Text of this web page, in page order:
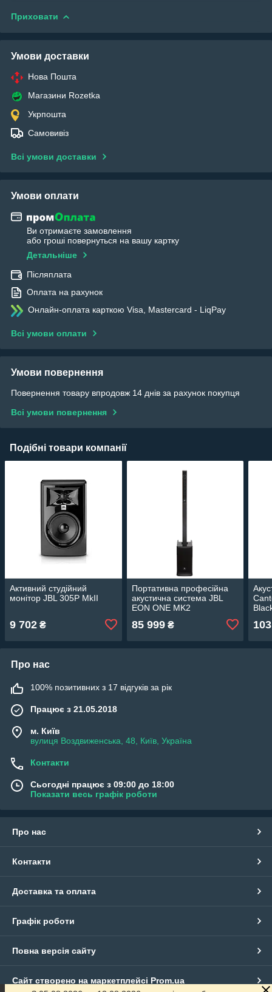
Приховати
Умови доставки
Нова Пошта
Магазини Rozetka
Укрпошта
Самовивіз
Всі умови доставки
Умови оплати
Ви отримаєте замовлення
або гроші повернуться на вашу картку
Детальніше
Післяплата
Оплата на рахунок
Онлайн-оплата карткою Visa, Mastercard - LiqPay
Всі умови оплати
Умови повернення
Повернення товару впродовж 14 днів за рахунок покупця
Всі умови повернення
Подібні товари компанії
Активний студійний
монітор JBL 305P MkII
9 702 ₴
Портативна професійна
акустична система JBL
EON ONE MK2
85 999₴
Про нас
100% позитивних з 17 відгуків за рік
Працює з 21.05.2018
м. Київ
вулиця Воздвиженська, 48, Київ, Україна
Контакти
Сьогодні працює з 09:00 до 18:00
Показати весь графік роботи
Про нас
Контакти
Доставка та оплата
Графік роботи
Повна версія сайту
Сайт створено на маркетплейсі Prom.ua